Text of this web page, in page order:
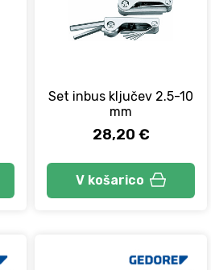
Set inbus ključev 2.5-10
mm
28,20 €
V košarico